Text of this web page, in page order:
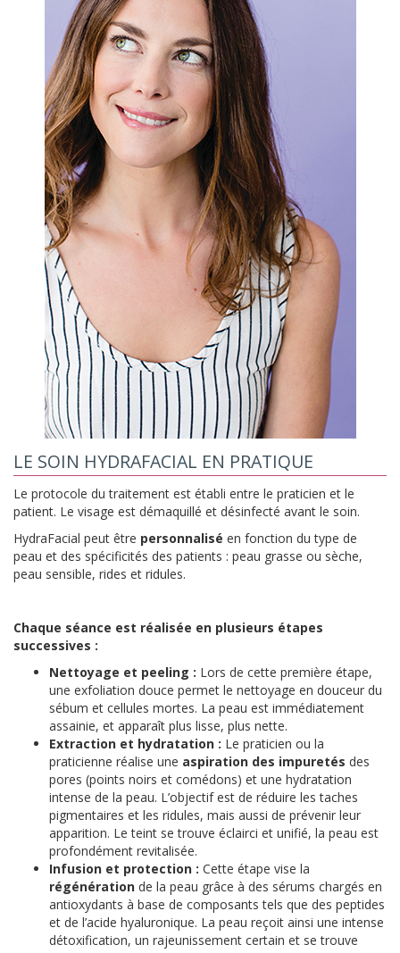
LE SOIN HYDRAFACIAL EN PRATIQUE
Le protocole du traitement est établi entre le praticien et le
patient. Le visage est démaquillé et désinfecté avant le soin.
HydraFacial peut être personnalisé en fonction du type de
peau et des spécificités des patients : peau grasse ou sèche,
peau sensible, rides et ridules.
Chaque séance est réalisée en plusieurs étapes
successives :
Nettoyage et peeling : Lors de cette première étape,
une exfoliation douce permet le nettoyage en douceur du
sébum et cellules mortes. La peau est immédiatement
assainie, et apparaît plus lisse, plus nette.
Extraction et hydratation : Le praticien ou la
praticienne réalise une aspiration des impuretés des
pores (points noirs et comédons) et une hydratation
intense de la peau. L’objectif est de réduire les taches
pigmentaires et les ridules, mais aussi de prévenir leur
apparition. Le teint se trouve éclairci et unifié, la peau est
profondément revitalisée.
Infusion et protection : Cette étape vise la
régénération de la peau grâce à des sérums chargés en
antioxydants à base de composants tels que des peptides
et de l’acide hyaluronique. La peau reçoit ainsi une intense
détoxification, un rajeunissement certain et se trouve